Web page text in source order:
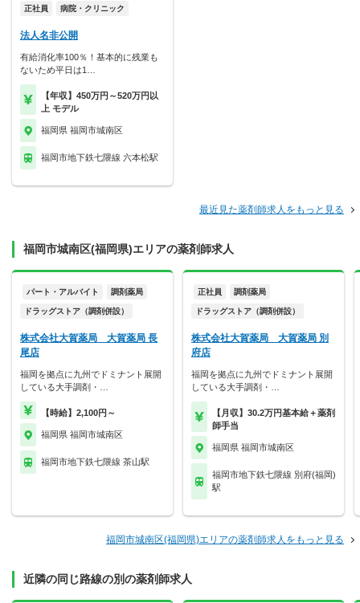
正社員 病院・クリニック
法人名非公開
有給消化率100％！基本的に残業も
ないため平日は1…
【年収】450万円～520万円以
上 モデル
福岡県 福岡市城南区
福岡市地下鉄七隈線 六本松駅
最近見た薬剤師求人をもっと見る
福岡市城南区(福岡県)エリアの薬剤師求人
パート・アルバイト 調剤薬局
ドラッグストア（調剤併設）
株式会社大賀薬局 大賀薬局 長
尾店
福岡を拠点に九州でドミナント展開
している大手調剤・…
【時給】2,100円～
福岡県 福岡市城南区
福岡市地下鉄七隈線 茶山駅
正社員 調剤薬局
ドラッグストア（調剤併設）
株式会社大賀薬局 大賀薬局 別
府店
福岡を拠点に九州でドミナント展開
している大手調剤・…
【月収】30.2万円基本給＋薬剤
師手当
福岡県 福岡市城南区
福岡市地下鉄七隈線 別府(福岡)
駅
福岡市城南区(福岡県)エリアの薬剤師求人をもっと見る
近隣の同じ路線の別の薬剤師求人